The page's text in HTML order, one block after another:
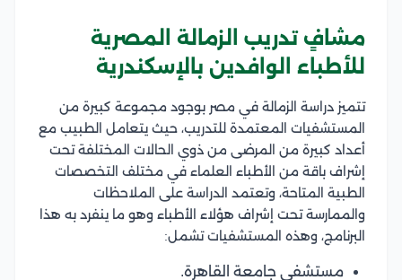
مشافٍ تدريب الزمالة المصرية
للأطباء الوافدين بالإسكندرية
تتميز دراسة الزمالة في مصر بوجود مجموعة كبيرة من
المستشفيات المعتمدة للتدريب، حيث يتعامل الطبيب مع
أعداد كبيرة من المرضى من ذوي الحالات المختلفة تحت
إشراف باقة من الأطباء العلماء في مختلف التخصصات
الطبية المتاحة، وتعتمد الدراسة على الملاحظات
والممارسة تحت إشراف هؤلاء الأطباء وهو ما ينفرد به هذا
البرنامج، وهذه المستشفيات تشمل:
مستشفى جامعة القاهرة.